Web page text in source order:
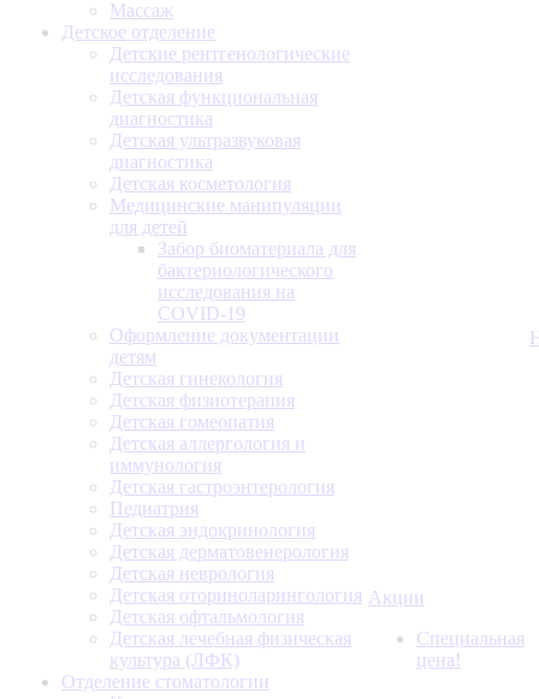
Массаж
Детское отделение
Детские рентгенологические
исследования
Детская функциональная
диагностика
Детская ультразвуковая
диагностика
Детская косметология
Медицинские манипуляции
для детей
Забор биоматериала для
бактериологического
исследования на
COVID-19
Оформление документации
детям
Детская гинекология
Детская физиотерапия
Детская гомеопатия
Детская аллергология и
иммунология
Детская гастроэнтерология
Педиатрия
Детская эндокринология
Детская дерматовенерология
Детская неврология
Детская оториноларингология
Детская офтальмология
Детская лечебная физическая
культура (ЛФК)
Отделение стоматологии
Акции
Специальная
цена!